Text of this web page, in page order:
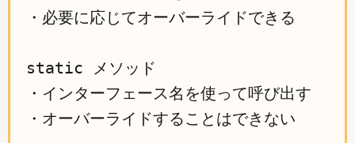
・必要に応じてオーバーライドできる
static メソッド
・インターフェース名を使って呼び出す